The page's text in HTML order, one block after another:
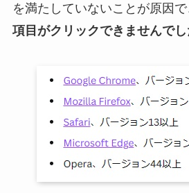
を満たしていないことが原因で
項目がクリックできませんでし